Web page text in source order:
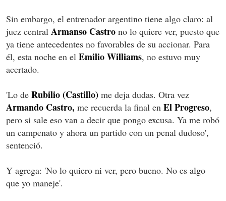
Sin embargo, el entrenador argentino tiene algo claro: al
juez central Armanso Castro no lo quiere ver, puesto que
ya tiene antecedentes no favorables de su accionar. Para
él, esta noche en el Emilio Williams, no estuvo muy
acertado.
'Lo de Rubilio (Castillo) me deja dudas. Otra vez
Armando Castro, me recuerda la final en El Progreso,
pero si sale eso van a decir que pongo excusa. Ya me robó
un campenato y ahora un partido con un penal dudoso',
sentenció.
Y agrega: 'No lo quiero ni ver, pero bueno. No es algo
que yo maneje'.